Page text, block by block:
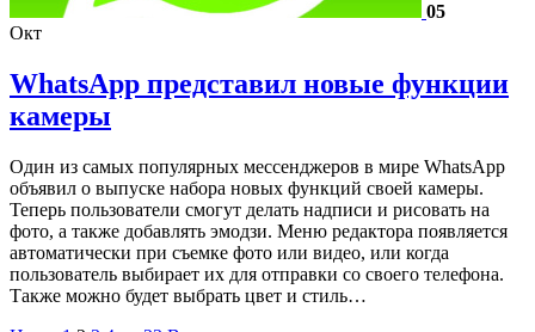
05
Окт
WhatsApp представил новые функции
камеры
Один из самых популярных мессенджеров в мире WhatsApp
объявил о выпуске набора новых функций своей камеры.
Теперь пользователи смогут делать надписи и рисовать на
фото, а также добавлять эмодзи. Меню редактора появляется
автоматически при съемке фото или видео, или когда
пользователь выбирает их для отправки со своего телефона.
Также можно будет выбрать цвет и стиль…